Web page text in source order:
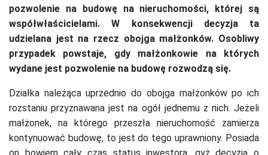
pozwolenie na budowę na nieruchomości, której są
współwłaścicielami. W konsekwencji decyzja ta
udzielana jest na rzecz obojga małżonków. Osobliwy
przypadek powstaje, gdy małżonkowie na których
wydane jest pozwolenie na budowę rozwodzą się.
Działka należąca uprzednio do obojga małżonków po ich
rozstaniu przyznawana jest na ogół jednemu z nich. Jeżeli
małżonek, na którego przeszła nieruchomość zamierza
kontynuować budowę, to jest do tego uprawniony. Posiada
on bowiem cały czas status inwestora, gyż decyzja o